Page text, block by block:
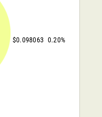
$0.098063 0.20%